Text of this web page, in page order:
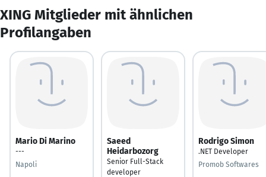
XING Mitglieder mit ähnlichen
Profilangaben
Mario Di Marino
---
Napoli
Saeed
Heidarbozorg
Senior Full-Stack
developer
Rodrigo Simon
.NET Developer
Promob Softwares